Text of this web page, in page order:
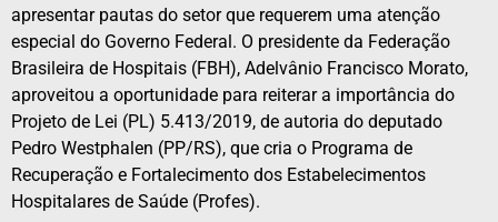
apresentar pautas do setor que requerem uma atenção
especial do Governo Federal. O presidente da Federação
Brasileira de Hospitais (FBH), Adelvânio Francisco Morato,
aproveitou a oportunidade para reiterar a importância do
Projeto de Lei (PL) 5.413/2019, de autoria do deputado
Pedro Westphalen (PP/RS), que cria o Programa de
Recuperação e Fortalecimento dos Estabelecimentos
Hospitalares de Saúde (Profes).